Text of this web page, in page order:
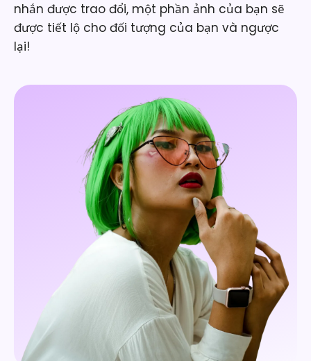
nhắn được trao đổi, một phần ảnh của bạn sẽ
được tiết lộ cho đối tượng của bạn và ngược
lại!